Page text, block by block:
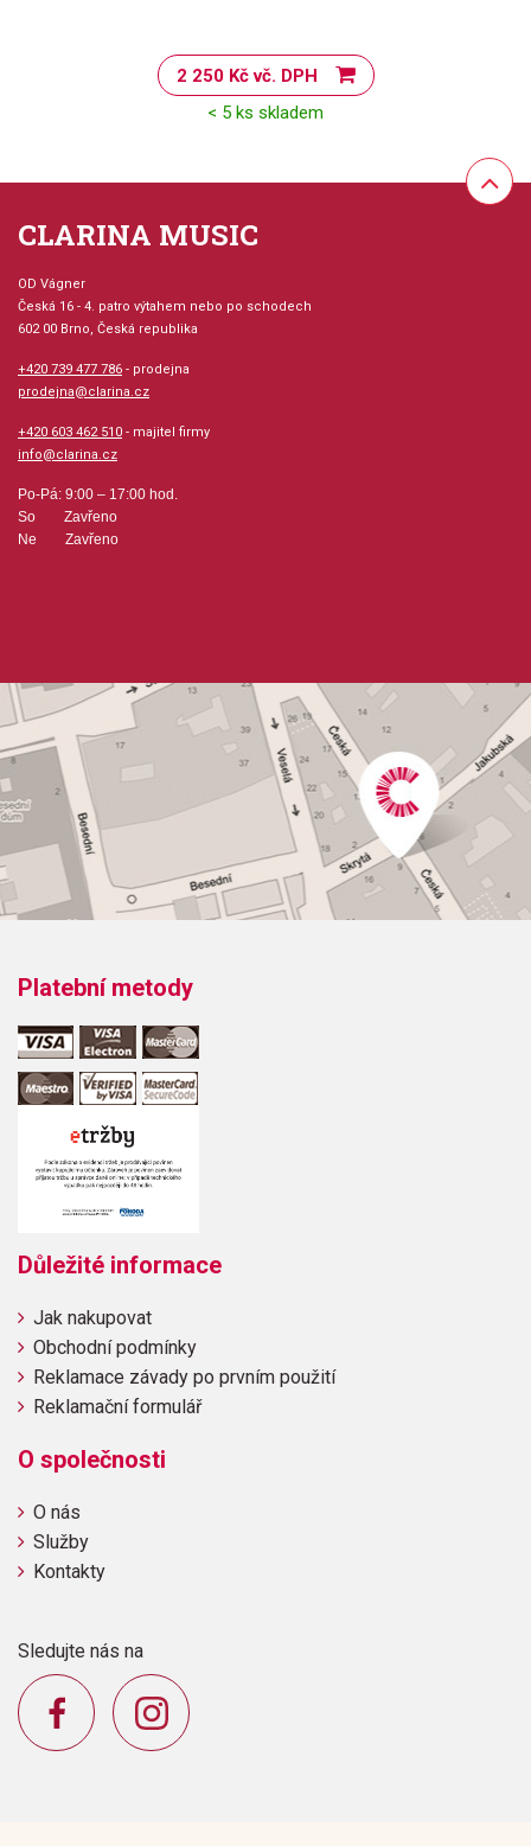
2 250 Kč vč. DPH
< 5 ks skladem
CLARINA MUSIC
OD Vágner
Česká 16 - 4. patro výtahem nebo po schodech
602 00 Brno, Česká republika
+420 739 477 786 - prodejna
prodejna@clarina.cz
+420 603 462 510 - majitel firmy
info@clarina.cz
Po-Pá: 9:00 – 17:00 hod.
So Zavřeno
Ne Zavřeno
Platební metody
Důležité informace
Jak nakupovat
Obchodní podmínky
Reklamace závady po prvním použití
Reklamační formulář
O společnosti
O nás
Služby
Kontakty
Sledujte nás na